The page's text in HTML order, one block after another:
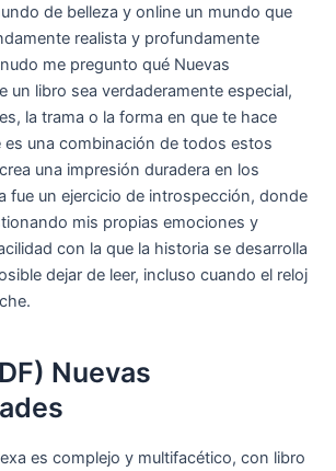
de belleza y online un mundo que
realista y profundamente
me pregunto qué Nuevas
un libro sea verdaderamente especial,
la trama o la forma en que te hace
es una combinación de todos estos
una impresión duradera en los
fue un ejercicio de introspección, donde
mis propias emociones y
con la que la historia se desarrolla
dejar de leer, incluso cuando el reloj
Nuevas
es complejo y multifacético, con libro